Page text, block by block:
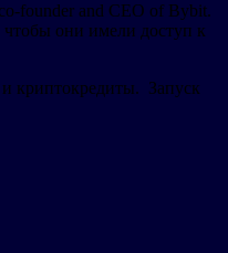
founder and CEO of Bybit.
чтобы они имели доступ к
криптокредиты. Запуск